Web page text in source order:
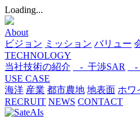
Loading...
About
ビジョン ミッション バリュー
TECHNOLOGY
当社技術の紹介
- 干渉SAR -
USE CASE
海洋 産業 都市​農地 地表面 ホワ
RECRUIT NEWS CONTACT